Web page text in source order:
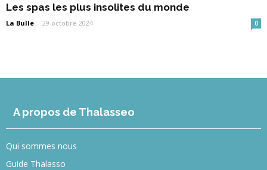
Les spas les plus insolites du monde
La Bulle - 29 octobre 2024 0
A propos de Thalasseo
Qui sommes nous
Guide Thalasso